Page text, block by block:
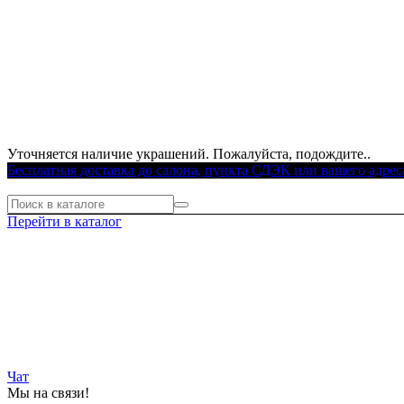
Уточняется наличие украшений. Пожалуйста, подождите..
Бесплатная доставка до салона, пункта СДЭК или вашего
Перейти в каталог
Чат
Мы на связи!